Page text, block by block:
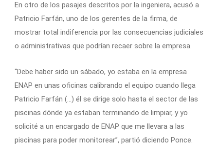
En otro de los pasajes descritos por la ingeniera, acusó a
Patricio Farfán, uno de los gerentes de la firma, de
mostrar total indiferencia por las consecuencias judiciales
o administrativas que podrían recaer sobre la empresa.
“Debe haber sido un sábado, yo estaba en la empresa
ENAP en unas oficinas calibrando el equipo cuando llega
Patricio Farfán (…) él se dirige solo hasta el sector de las
piscinas dónde ya estaban terminando de limpiar, y yo
solicité a un encargado de ENAP que me llevara a las
piscinas para poder monitorear”, partió diciendo Ponce.